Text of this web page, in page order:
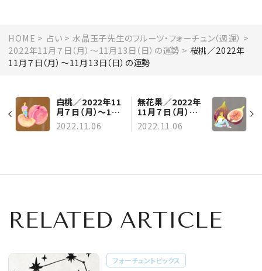
HOME 占い
水晶玉子先生のフルーツ・フォーチュン（週運）
2022年11月７日（月）～11月13日（日）の運勢
桜桃／2022年
11月７日（月）～11月13日（日）の運勢
白桃／2022年11
月７日（月）～11
月13日（日）の運
勢
2022.11.06
無花果／2022年
11月７日（月）～
11月13日（日）の
運勢
2022.11.06
RELATED ARTICLE
フォーチュントピックス